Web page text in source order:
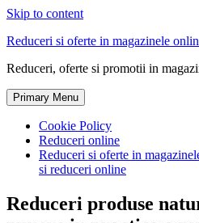
Skip to content
Reduceri si oferte in magazinele
Reduceri, oferte si promotii in
Primary Menu
Cookie Policy
Reduceri online
Reduceri si oferte in
si reduceri online
Reduceri produse